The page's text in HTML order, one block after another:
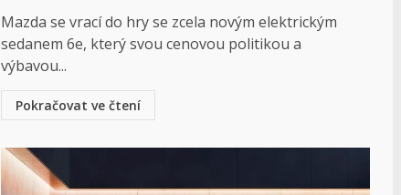
Mazda se vrací do hry se zcela novým elektrickým
sedanem 6e, který svou cenovou politikou a
výbavou...
Pokračovat ve čtení